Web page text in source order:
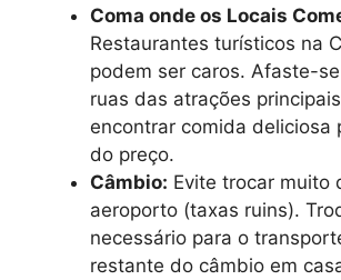
Coma onde os Locais
Restaurantes turísticos na
podem ser caros. Afaste-
ruas das atrações
encontrar comida deliciosa
do preço.
Câmbio: Evite trocar muito
aeroporto (taxas ruins).
necessário para o
restante do câmbio em